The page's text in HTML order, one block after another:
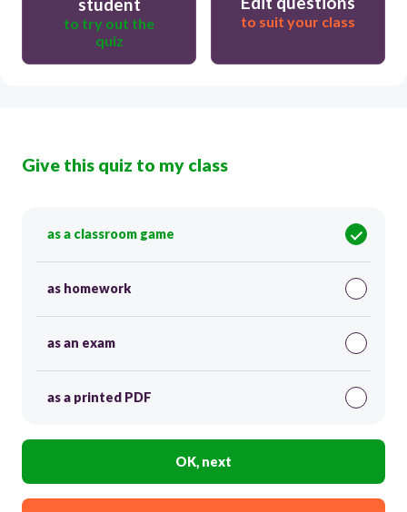
to try out the
quiz
to suit your class
Give this quiz to my class
as a classroom game
as homework
as an exam
as a printed PDF
OK, next